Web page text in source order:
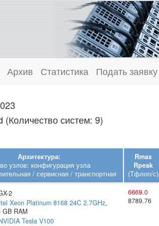
Архив Статистика Подать заявку
(Количество систем: 9)
Архитектура:
узлов: конфигурация узла
/ сервисная / транспортная
Rmax
Rpeak
(Тфлоп/с)
2
Xeon Platinum 8168 24C 2.7GHz,
GB RAM
Tesla V100
6669.0
8789.76